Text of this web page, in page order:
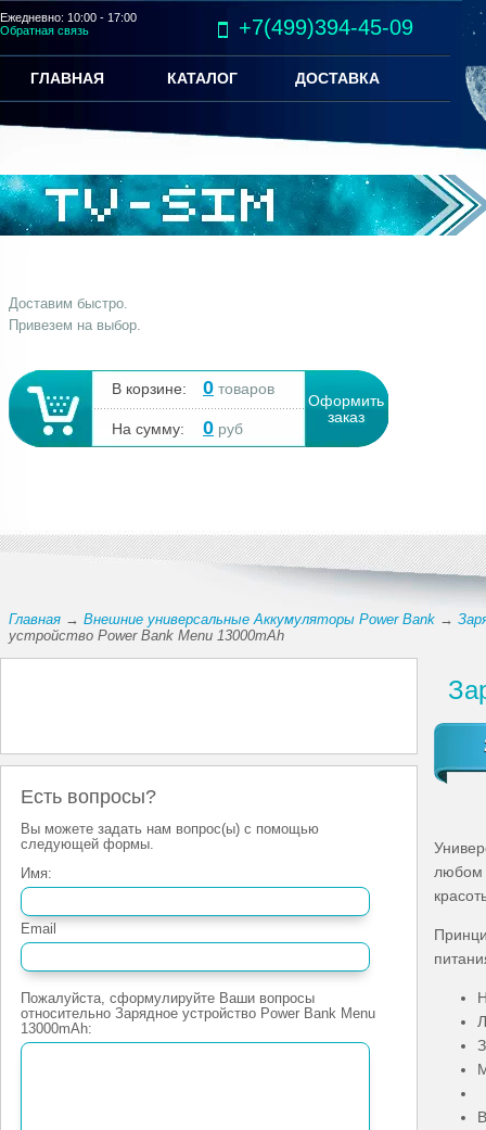
Ежедневно: 10:00 - 17:00
Обратная связь
+7(499)394-45-09
ГЛАВНАЯ КАТАЛОГ ДОСТАВКА
Доставим быстро.
Привезем на выбор.
В корзине: 0 товаров
На сумму: 0 руб
Оформить
заказ
Главная → Внешние универсальные Аккумуляторы Power Bank →
устройство Power Bank Menu 13000mAh
Есть вопросы?
Вы можете задать нам вопрос(ы) с помощью
следующей формы.
Имя:
Email
Пожалуйста, сформулируйте Ваши вопросы
относительно Зарядное устройство Power Bank Menu
13000mAh:
любом